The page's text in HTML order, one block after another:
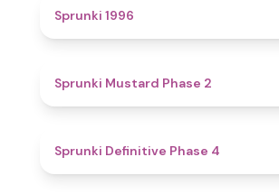
Sprunki 1996
Sprunki Mustard Phase 2
Sprunki Definitive Phase 4